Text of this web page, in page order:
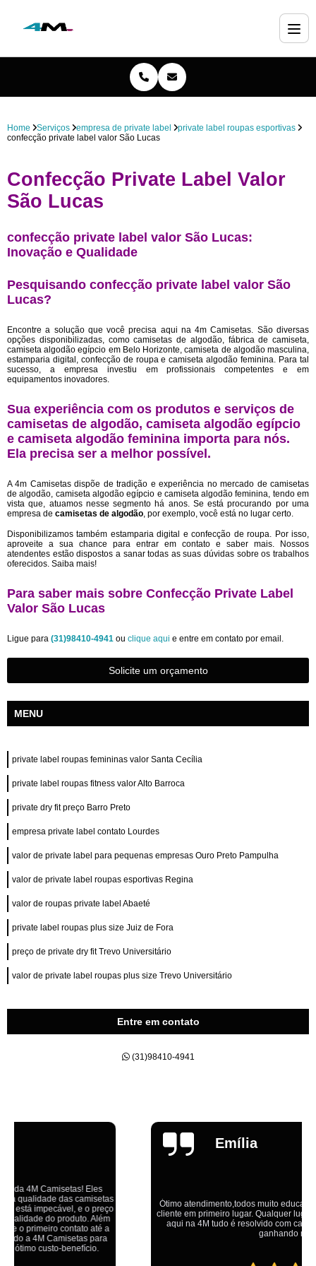
Home Serviços empresa de private label
private label roupas esportivas
confecção private label valor São Lucas
Confecção Private Label Valor
São Lucas
confecção private label valor São Lucas:
Inovação e Qualidade
Pesquisando confecção private label valor São
Lucas?
Encontre a solução que você precisa aqui na 4m Camisetas. São diversas
opções disponibilizadas, como camisetas de algodão, fábrica de camiseta,
camiseta algodão egípcio em Belo Horizonte, camiseta de algodão masculina,
estamparia digital, confecção de roupa e camiseta algodão feminina. Para tal
sucesso, a empresa investiu em profissionais competentes e em
equipamentos inovadores.
Sua experiência com os produtos e serviços de
camisetas de algodão, camiseta algodão egípcio
e camiseta algodão feminina importa para nós.
Ela precisa ser a melhor possível.
A 4m Camisetas dispõe de tradição e experiência no mercado de camisetas
de algodão, camiseta algodão egípcio e camiseta algodão feminina, tendo em
vista que, atuamos nesse segmento há anos. Se está procurando por uma
empresa de camisetas de algodão, por exemplo, você está no lugar certo.
Disponibilizamos também estamparia digital e confecção de roupa. Por isso,
aproveite a sua chance para entrar em contato e saber mais. Nossos
atendentes estão dispostos a sanar todas as suas dúvidas sobre os trabalhos
oferecidos. Saiba mais!
Para saber mais sobre Confecção Private Label
Valor São Lucas
Ligue para (31)98410-4941 ou clique aqui e entre em contato por email.
Solicite um orçamento
MENU
private label roupas femininas valor Santa Cecília
private label roupas fitness valor Alto Barroca
private dry fit preço Barro Preto
empresa private label contato Lourdes
valor de private label para pequenas empresas Ouro Preto Pampulha
valor de private label roupas esportivas Regina
valor de roupas private label Abaeté
private label roupas plus size Juiz de Fora
preço de private dry fit Trevo Universitário
valor de private label roupas plus size Trevo Universitário
Entre em contato
(31)98410-4941
Ótimo atendimento,todos muito educados, prestativos e que colocam o
cliente em primeiro lugar. Qualquer lugar tem problemas,isso é fato, mas
aqui na 4M tudo é resolvido com calma e de forma que todos saem